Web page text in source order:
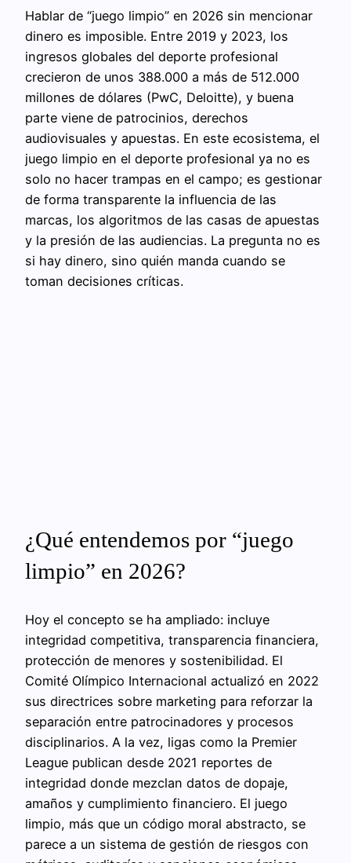
Hablar de “juego limpio” en 2026 sin mencionar
dinero es imposible. Entre 2019 y 2023, los
ingresos globales del deporte profesional
crecieron de unos 388.000 a más de 512.000
millones de dólares (PwC, Deloitte), y buena
parte viene de patrocinios, derechos
audiovisuales y apuestas. En este ecosistema, el
juego limpio en el deporte profesional ya no es
solo no hacer trampas en el campo; es gestionar
de forma transparente la influencia de las
marcas, los algoritmos de las casas de apuestas
y la presión de las audiencias. La pregunta no es
si hay dinero, sino quién manda cuando se
toman decisiones críticas.
¿Qué entendemos por “juego
limpio” en 2026?
Hoy el concepto se ha ampliado: incluye
integridad competitiva, transparencia financiera,
protección de menores y sostenibilidad. El
Comité Olímpico Internacional actualizó en 2022
sus directrices sobre marketing para reforzar la
separación entre patrocinadores y procesos
disciplinarios. A la vez, ligas como la Premier
League publican desde 2021 reportes de
integridad donde mezclan datos de dopaje,
amaños y cumplimiento financiero. El juego
limpio, más que un código moral abstracto, se
parece a un sistema de gestión de riesgos con